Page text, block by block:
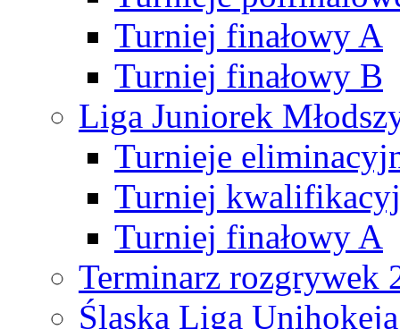
Turniej finałowy A
Turniej finałowy B
Liga Juniorek
Turnieje
Turniej
Turniej finałowy A
Terminarz rozgrywek
Śląska Liga Unihokeja